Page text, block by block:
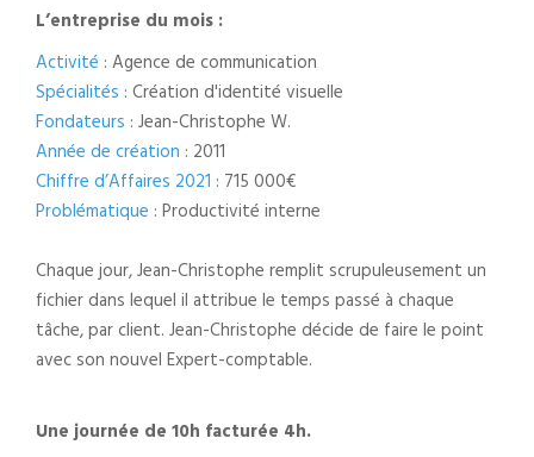
L’entreprise du mois :
Activité : Agence de communication
Spécialités : Création d'identité visuelle
Fondateurs : Jean-Christophe W.
Année de création : 2011
Chiffre d’Affaires 2021 : 715 000€
Problématique : Productivité interne
Chaque jour, Jean-Christophe remplit scrupuleusement un
fichier dans lequel il attribue le temps passé à chaque
tâche, par client. Jean-Christophe décide de faire le point
avec son nouvel Expert-comptable.
Une journée de 10h facturée 4h.